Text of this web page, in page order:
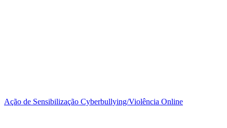
Ação de Sensibilização Cyberbullying/Violência Online